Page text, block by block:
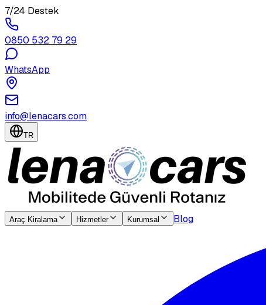
7/24 Destek
0850 532 79 29
WhatsApp
info@lenacars.com
TR
Araç Kiralama Hizmetler Kurumsal Blog